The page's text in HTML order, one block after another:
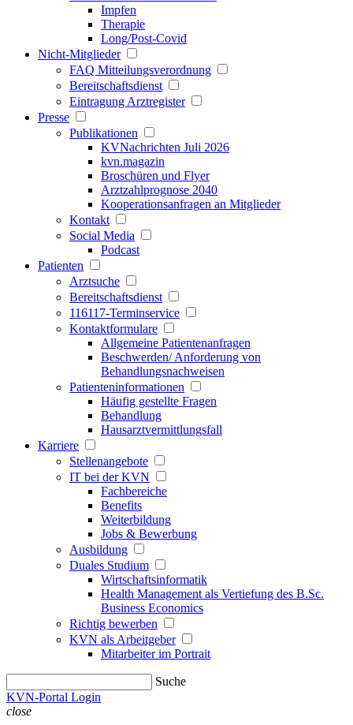
Impfen
Therapie
Long/Post-Covid
Nicht-Mitglieder
FAQ Mitteilungsverordnung
Bereitschaftsdienst
Eintragung Arztregister
Presse
Publikationen
KVNachrichten Juli 2026
kvn.magazin
Broschüren und Flyer
Arztzahlprognose 2040
Kooperationsanfragen an Mitglieder
Kontakt
Social Media
Podcast
Patienten
Arztsuche
Bereitschaftsdienst
116117-Terminservice
Kontaktformulare
Allgemeine Patientenanfragen
Beschwerden/ Anforderung von
Behandlungsnachweisen
Patienteninformationen
Häufig gestellte Fragen
Behandlung
Hausarztvermittlungsfall
Karriere
Stellenangebote
IT bei der KVN
Fachbereiche
Benefits
Weiterbildung
Jobs & Bewerbung
Ausbildung
Duales Studium
Wirtschaftsinformatik
Health Management als Vertiefung des B.Sc.
Business Economics
Richtig bewerben
KVN als Arbeitgeber
Mitarbeiter im Portrait
Suche
KVN-Portal Login
close